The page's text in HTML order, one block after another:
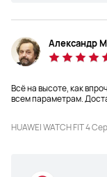
Александр
Всё на высоте, как
всем параметрам.
HUAWEI WATCH FIT 4